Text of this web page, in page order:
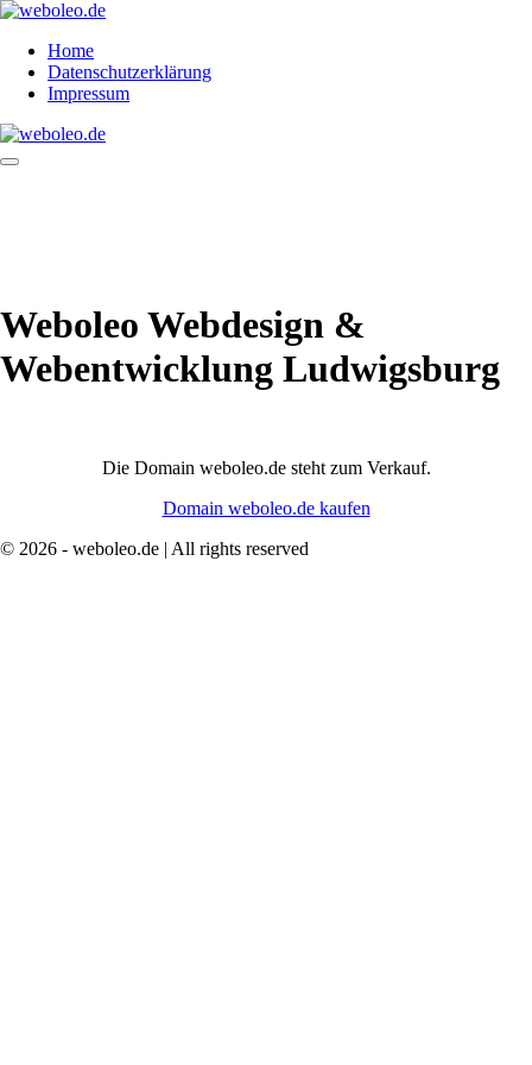
Zum
springenHome
Datenschutzerklärung
Impressum
Menü-
Weboleo Webdesign &
Webentwicklung Ludwigsburg
Die Domain weboleo.de steht zum Verkauf.
Domain weboleo.de kaufen
© 2026 - weboleo.de | All rights reserved